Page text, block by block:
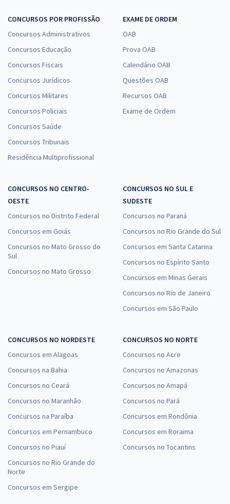
CONCURSOS POR PROFISSÃO
Concursos Administrativos
Concursos Educação
Concursos Fiscais
Concursos Jurídicos
Concursos Militares
Concursos Policiais
Concursos Saúde
Concursos Tribunais
Residência Multiprofissional
EXAME DE ORDEM
OAB
Prova OAB
Calendário OAB
Questões OAB
Recursos OAB
Exame de Ordem
CONCURSOS NO CENTRO-
OESTE
Concursos no Distrito Federal
Concursos em Goiás
Concursos no Mato Grosso do
Sul
Concursos no Mato Grosso
CONCURSOS NO SUL E
SUDESTE
Concursos no Paraná
Concursos no Rio Grande do Sul
Concursos em Santa Catarina
Concursos no Espírito Santo
Concursos em Minas Gerais
Concursos no Rio de Janeiro
Concursos em São Paulo
CONCURSOS NO NORDESTE
Concursos em Alagoas
Concursos na Bahia
Concursos no Ceará
Concursos no Maranhão
Concursos na Paraíba
Concursos em Pernambuco
Concursos no Piauí
Concursos no Rio Grande do
Norte
Concursos em Sergipe
CONCURSOS NO NORTE
Concursos no Acre
Concursos no Amazonas
Concursos no Amapá
Concursos no Pará
Concursos em Rondônia
Concursos em Roraima
Concursos no Tocantins